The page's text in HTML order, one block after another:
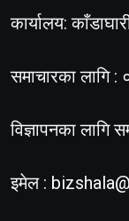
कार्यालय:
समाचारका
विज्ञापनका
इमेल :